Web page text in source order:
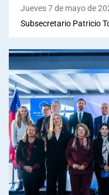
Jueves 7 de mayo de
Subsecretario Patricio